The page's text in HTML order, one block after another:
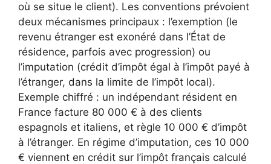
où se situe le client). Les conventions prévoient
deux mécanismes principaux : l’exemption (le
revenu étranger est exonéré dans l’État de
résidence, parfois avec progression) ou
l’imputation (crédit d’impôt égal à l’impôt payé à
l’étranger, dans la limite de l’impôt local).
Exemple chiffré : un indépendant résident en
France facture 80 000 € à des clients
espagnols et italiens, et règle 10 000 € d’impôt
à l’étranger. En régime d’imputation, ces 10 000
€ viennent en crédit sur l’impôt français calculé